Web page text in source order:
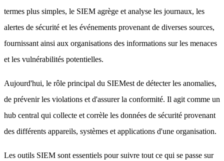
termes plus simples, le SIEM agrège et analyse les journaux, les
alertes de sécurité et les événements provenant de diverses sources,
fournissant ainsi aux organisations des informations sur les menaces
et les vulnérabilités potentielles.
Aujourd'hui, le rôle principal du SIEMest de détecter les anomalies,
de prévenir les violations et d'assurer la conformité. Il agit comme un
hub central qui collecte et corrèle les données de sécurité provenant
des différents appareils, systèmes et applications d'une organisation.
Les outils SIEM sont essentiels pour suivre tout ce qui se passe sur